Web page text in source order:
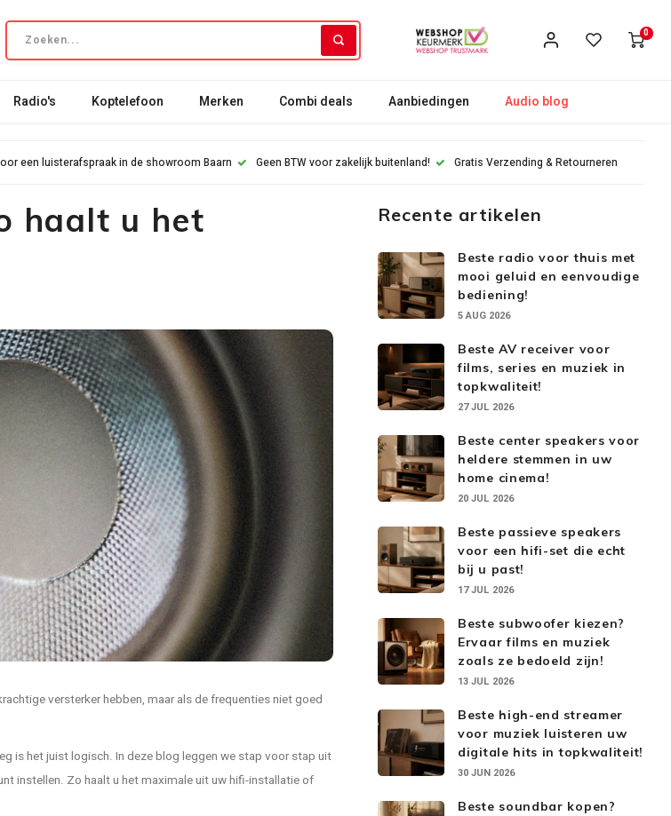
0
Radio's Koptelefoon Merken Combi deals Aanbiedingen Audio blog
een luisterafspraak in de showroom Baarn Geen BTW voor zakelijk buitenland! Gratis Verzending & Retourneren
haalt u het
versterker hebben, maar als de frequenties niet goed
is het juist logisch. In deze blog leggen we stap voor stap uit
instellen. Zo haalt u het maximale uit uw hifi-installatie of
Recente artikelen
Beste radio voor thuis met
mooi geluid en eenvoudige
bediening!
5 AUG 2026
Beste AV receiver voor
films, series en muziek in
topkwaliteit!
27 JUL 2026
Beste center speakers voor
heldere stemmen in uw
home cinema!
20 JUL 2026
Beste passieve speakers
voor een hifi-set die echt
bij u past!
17 JUL 2026
Beste subwoofer kiezen?
Ervaar films en muziek
zoals ze bedoeld zijn!
13 JUL 2026
Beste high-end streamer
voor muziek luisteren uw
digitale hits in topkwaliteit!
30 JUN 2026
Beste soundbar kopen?